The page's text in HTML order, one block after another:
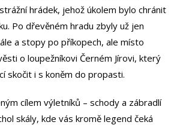
hrádek, jehož úkolem bylo chránit
Po dřevěném hradu zbyly už jen
a stopy po příkopech, ale místo
o loupežníkovi Černém Jírovi, který
skočit i s koněm do propasti.
cílem výletníků – schody a zábradlí
skály, kde vás kromě legend čeká